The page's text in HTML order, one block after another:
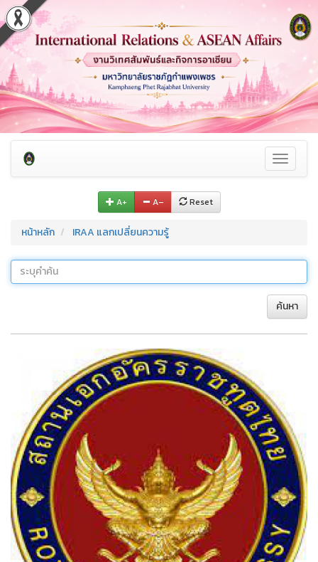
Toggle
A+ A– Reset
หน้าหลัก IRAA แลกเปลี่ยนความรู้
ค้นหา